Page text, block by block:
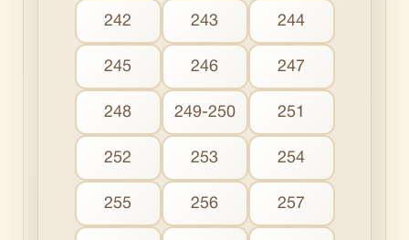
242 243 244
245 246 247
248 249-250 251
252 253 254
255 256 257